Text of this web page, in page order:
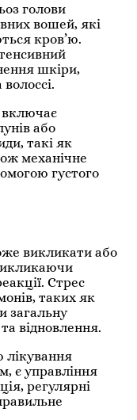
голови
вошей, які
кров’ю.
шкіри,
включає
або
такі як
механічне
густого
викликати або
Стрес
таких як
загальну
відновлення.
є управління
регулярні